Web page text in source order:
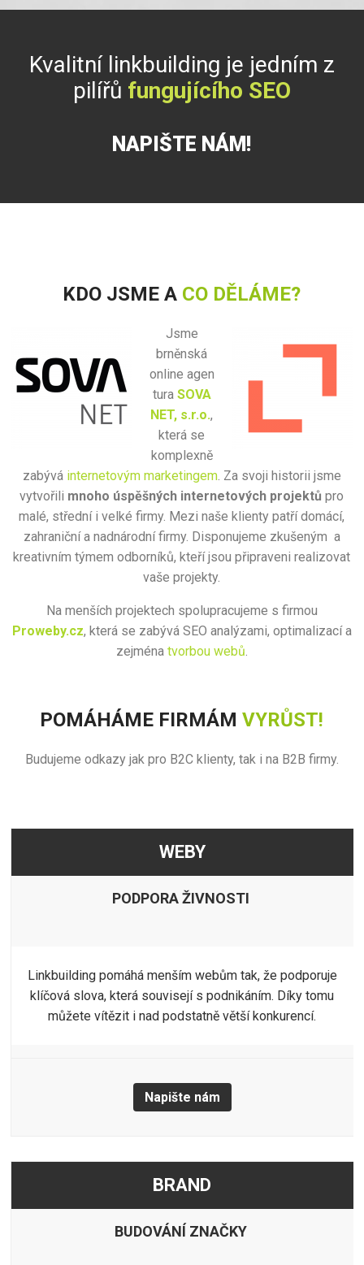
Kvalitní linkbuilding je jedním z
pilířů fungujícího SEO
NAPIŠTE NÁM!
KDO JSME A CO DĚLÁME?
Jsme
brněnská
online agen
tura SOVA
NET, s.r.o.,
která se
komplexně
zabývá internetovým marketingem. Za svoji historii jsme
vytvořili mnoho úspěšných internetových projektů pro
malé, střední i velké firmy. Mezi naše klienty patří domácí,
zahraniční a nadnárodní firmy. Disponujeme zkušeným a
kreativním týmem odborníků, kteří jsou připraveni realizovat
vaše projekty.
Na menších projektech spolupracujeme s firmou
Proweby.cz, která se zabývá SEO analýzami, optimalizací a
zejména tvorbou webů
POMÁHÁME FIRMÁMVYRŮST!
Budujeme odkazy jak pro B2C klienty, tak i na B2B firmy.
WEBY
PODPORA ŽIVNOSTI
Linkbuilding pomáhá menším webům tak, že podporuje
klíčová slova, která souvisejí s podnikáním. Díky tomu
můžete vítězit i nad podstatně větší konkurencí.
Napište nám
BRAND
BUDOVÁNÍ ZNAČKY